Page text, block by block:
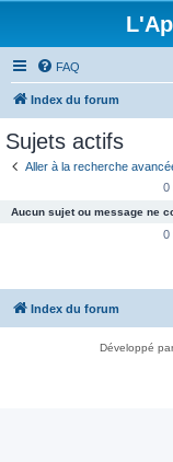
FAQ
Index du forum
Sujets actifs
Aller à la recherche
0
Aucun sujet ou message ne
0
Index du forum
Développé